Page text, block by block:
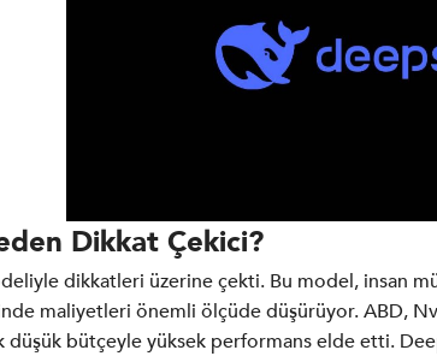
Dikkat Çekici?
dikkatleri üzerine çekti. Bu model,
maliyetleri önemli ölçüde düşürüyor. ABD,
bütçeyle yüksek performans elde etti.